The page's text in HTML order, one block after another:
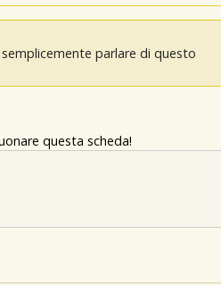
parlare di questo
questa scheda!